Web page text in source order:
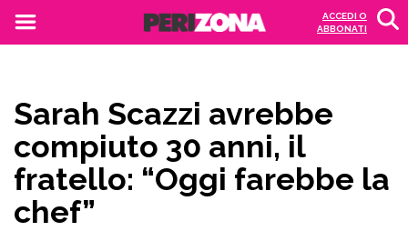
ACCEDI O
ABBONATI
Sarah Scazzi avrebbe
compiuto 30 anni, il
fratello: “Oggi farebbe la
chef”